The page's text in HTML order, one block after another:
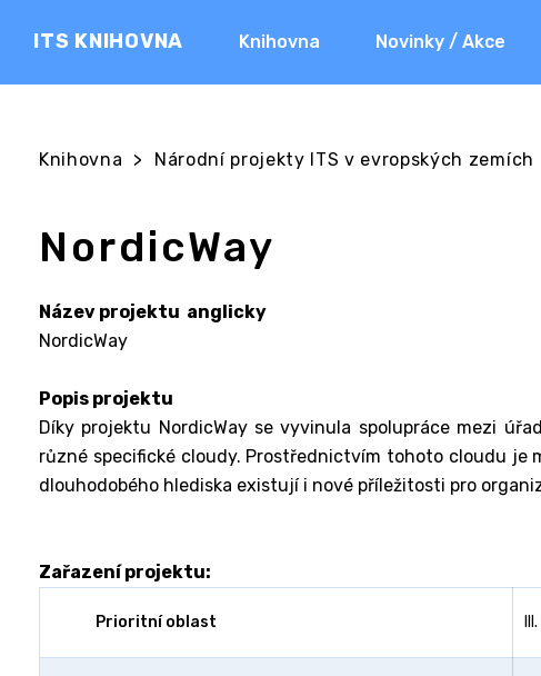
ITS KNIHOVNA Knihovna Novinky / Akce
Knihovna > Národní projekty ITS v evropských zemích
NordicWay
Název projektu anglicky
NordicWay
Popis projektu
Díky projektu NordicWay se vyvinula spolupráce mezi
různé specifické cloudy. Prostřednictvím tohoto cloudu je
dlouhodobého hlediska existují i nové příležitosti pro
Zařazení projektu:
Prioritní oblast III.